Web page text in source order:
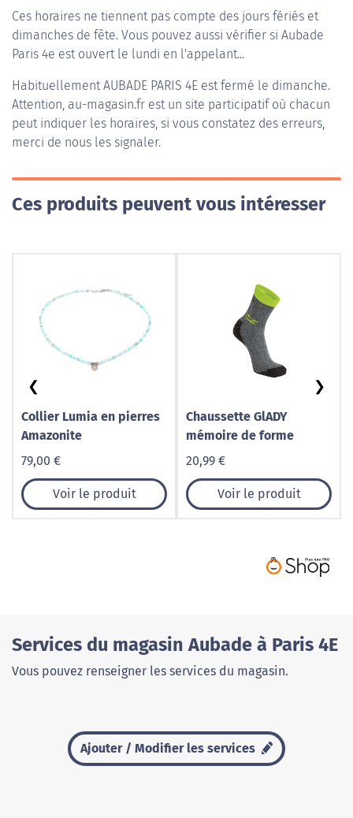
Ces horaires ne tiennent pas compte des jours fériés et
dimanches de fête. Vous pouvez aussi vérifier si Aubade
Paris 4e est ouvert le lundi en l'appelant...
HabituellementAUBADE PARIS 4E est fermé le dimanche.
Attention, au-magasin.fr est un site participatif où chacun
peut indiquer les horaires, si vous constatez des erreurs,
merci de nous les signaler.
Ces produits peuvent vous intéresser
Collier Lumia en pierres
Amazonite
79,00 €
Voir le produit
Chaussette GlADY
mémoire de forme
20,99 €
Voir le produit
❮ ❯
Services du magasin Aubade à Paris 4E
Vous pouvez renseigner les services du magasin.
Ajouter / Modifier les services